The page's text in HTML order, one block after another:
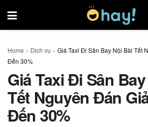
Home » Dịch vụ » Giá Taxi Đi Sân Bay Nội Bài Tết
Đến 30%
Giá Taxi Đi Sân
Tết Nguyên Đán
Đến 30%